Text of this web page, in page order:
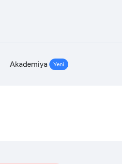
Akademiya Yeni